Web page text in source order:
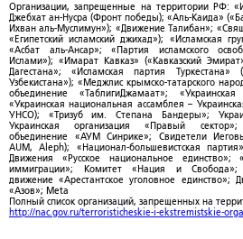
Организации, запрещенные на территории РФ:
Джебхат ан-Нусра (Фронт победы); «Аль-Каида»
Ихван аль-Муслимун»); «Движение Талибан»;
«Египетский исламский джихад»); «Исламская
«Асбат аль-Ансар»; «Партия исламского
Ислами»); «Имарат Кавказ» («Кавказский
Дагестана»; «Исламская партия
Узбекистана»); «Меджлис крымско-татарского
объединение «ТаблигиДжамаат»;
«Украинская национальная ассамблея –
УНСО); «Тризуб им. Степана Бандеры»;
Украинская организация «Правый
объединение «АУМ Синрике»; Свидетели
AUM, Aleph); «Национал-большевистская
Движения «Русское национальное единство»;
иммиграции»; Комитет «Нация и Свобода»;
движение «Арестантское уголовное единство»;
«Азов»; Meta
Полный список организаций, запрещенных на
http://nac.gov.ru/terroristicheskie-i-ekstremistskie-